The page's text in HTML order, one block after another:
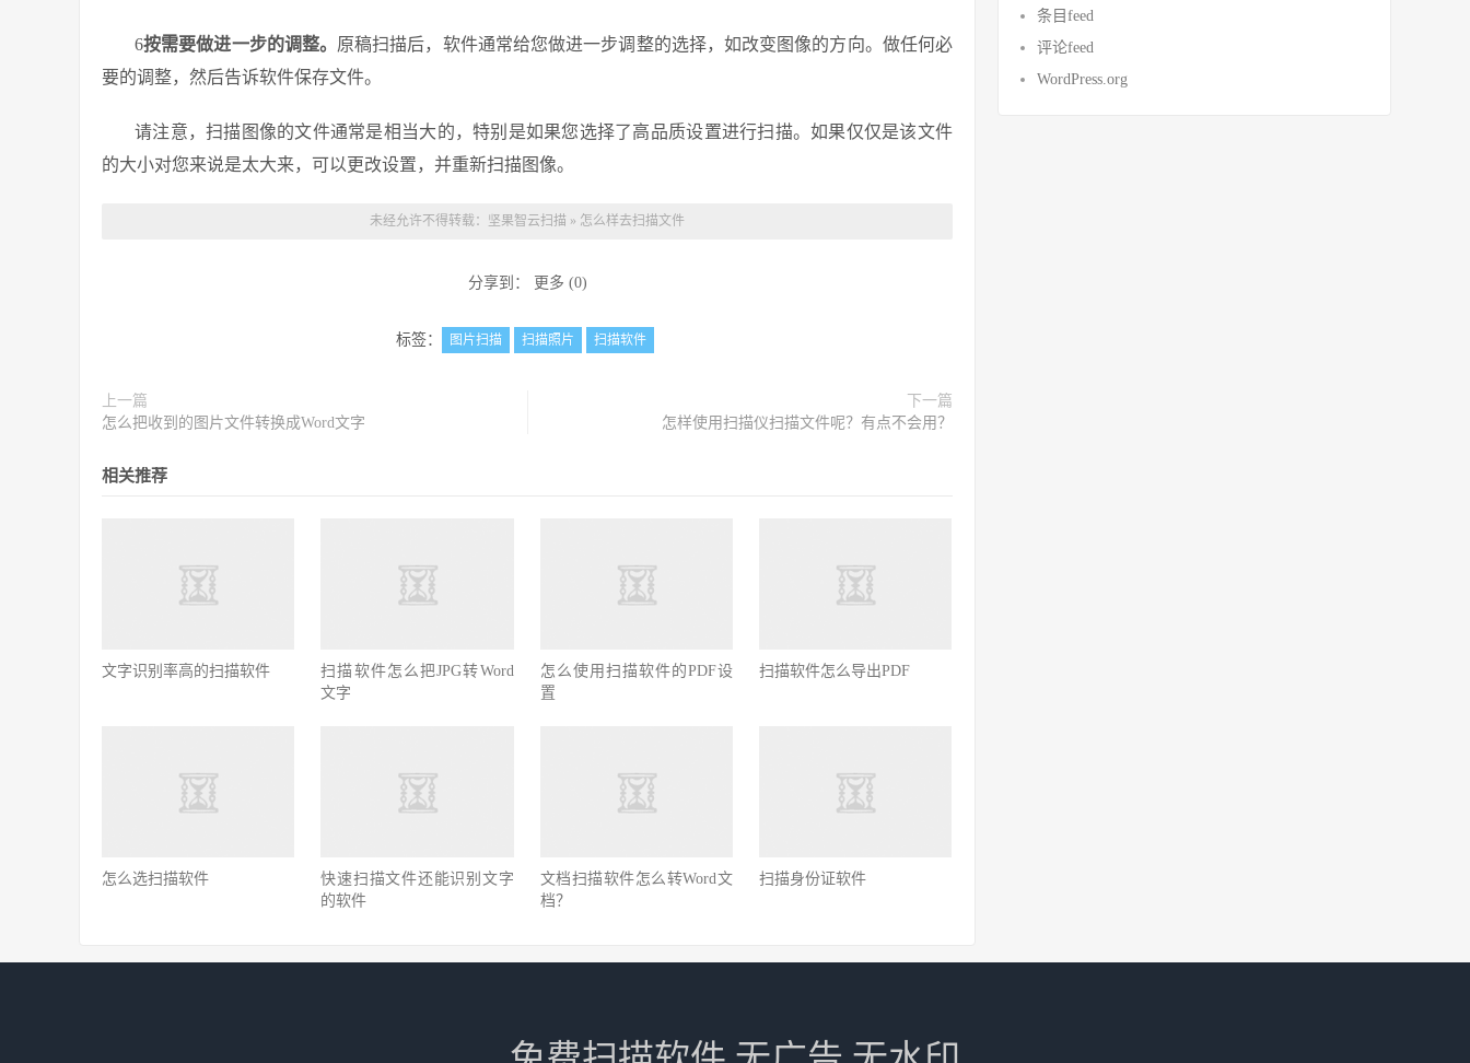
6按需要做进一步的调整。 原稿扫描后，软件通常给您做进一步调整的选择，如改变图像的方向。做任何必
要的调整，然后告诉软件保存文件。
请注意，扫描图像的文件通常是相当大的，特别是如果您选择了高品质设置进行扫描。如果仅仅是该文件
的大小对您来说是太大来，可以更改设置，并重新扫描图像。
未经允许不得转载： 坚果智云扫描 » 怎么样去扫描文件
分享到： 更多 (0)
标签： 图片扫描 扫描照片 扫描软件
上一篇
怎么把收到的图片文件转换成Word文字
下一篇
怎样使用扫描仪扫描文件呢？有点不会用？
相关推荐
文字识别率高的扫描软件
扫描软件怎么把JPG转Word
文字
怎么使用扫描软件的PDF设
置
扫描软件怎么导出PDF
怎么选扫描软件
快速扫描文件还能识别文字
的软件
文档扫描软件怎么转Word文
档？
扫描身份证软件
条目feed
评论feed
WordPress.org